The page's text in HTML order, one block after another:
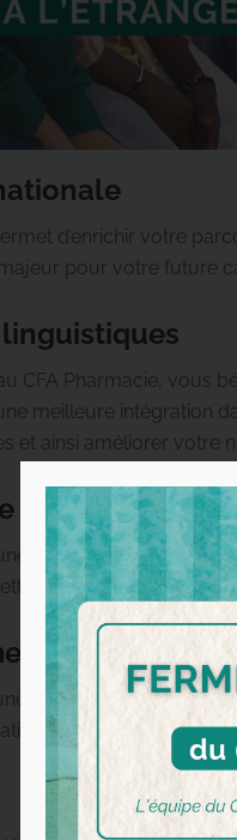
d’enrichir votre
pour votre future
CFA Pharmacie, vous
meilleure intégration
et ainsi améliorer votre
nouvelle culture et
de développer votre
et d’un
aide financière
sur place, rendant